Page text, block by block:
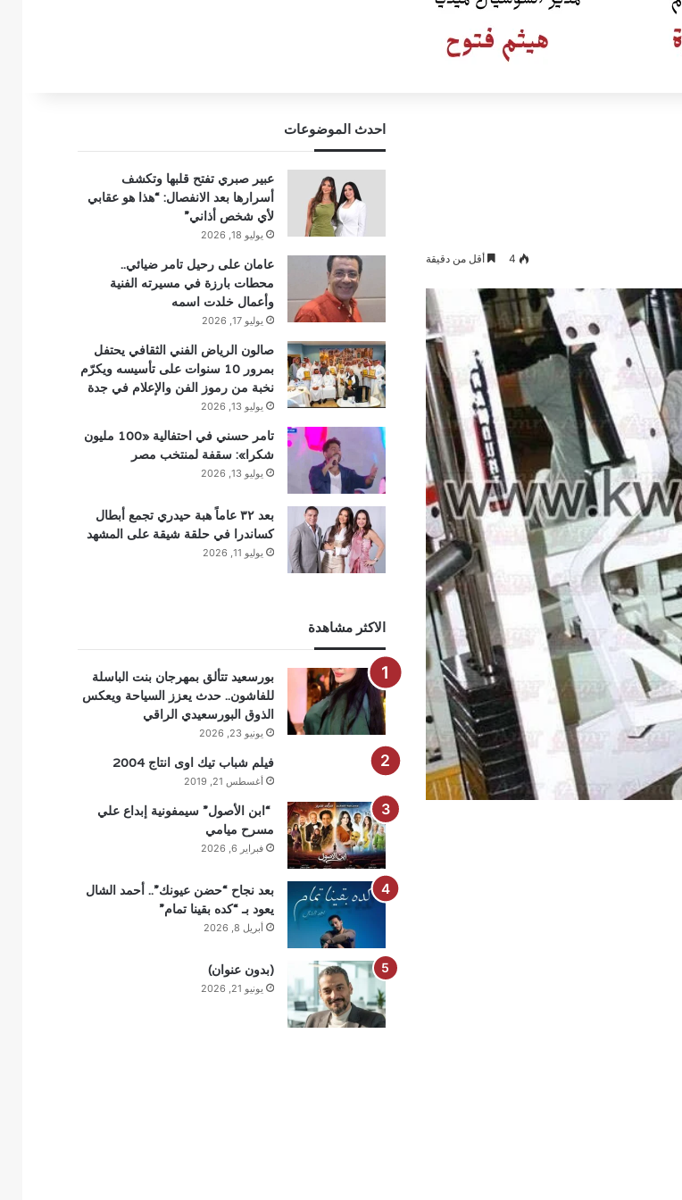
4 أقل من دقيقة
احدث الموضوعات
عبير صبري تفتح قلبها وتكشف
أسرارها بعد الانفصال: “هذا هو عقابي
لأي شخص أذاني”
يوليو 18, 2026
عامان على رحيل تامر ضيائي..
محطات بارزة في مسيرته الفنية
وأعمال خلدت اسمه
يوليو 17, 2026
صالون الرياض الفني الثقافي يحتفل
بمرور 10 سنوات على تأسيسه ويكرّم
نخبة من رموز الفن والإعلام في جدة
يوليو 13, 2026
تامر حسني في احتفالية «100 مليون
شكرا»: سقفة لمنتخب مصر
يوليو 13, 2026
بعد ٣٢ عاماً هبة حيدري تجمع أبطال
كساندرا في حلقة شيقة على المشهد
يوليو 11, 2026
الاكثر مشاهدة
بورسعيد تتألق بمهرجان بنت الباسلة
للفاشون.. حدث يعزز السياحة ويعكس
الذوق البورسعيدي الراقي
يونيو 23, 2026
فيلم شباب تيك اوى انتاج 2004
أغسطس 21, 2019
“ابن الأصول” سيمفونية إبداع علي
مسرح ميامي
فبراير 6, 2026
بعد نجاح “حضن عيونك”.. أحمد الشال
يعود بـ “كده بقينا تمام”
أبريل 8, 2026
(بدون عنوان)
يونيو 21, 2026